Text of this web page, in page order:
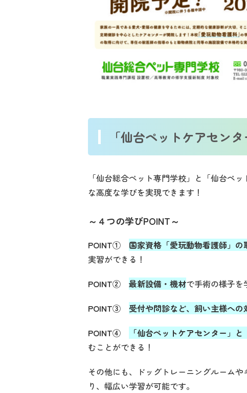
「仙台ペットケアセン
「仙台総合ペット専門学校」と「仙台ペ
な高度な学びを実現できます！
～４つの学びPOINT～
POINT① 国家資格「愛玩動物看護師」の
実習ができる！
POINT②
最新設備・機材で手術の様子を
POINT③
受付や問診など、飼い主様への
POINT④
「仙台ペットケアセンター」
むことができる！
その他にも、ドッグトレーニングルーム
り、幅広い学習が可能です。